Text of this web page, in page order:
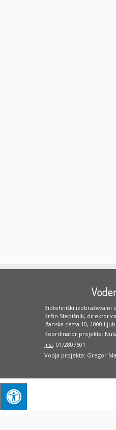
Biotehniški izobraževalni
Kržin Stepišnik, direktorica
Ižanska cesta 10, 1000
Koordinator projekta:
lj.si, 01/2807601
Vodja projekta: Gregor